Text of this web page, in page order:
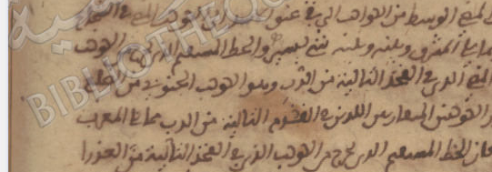
Licenses ·FAQ·Contact ·
Impressum·Privacy· 2013
Print 🖨